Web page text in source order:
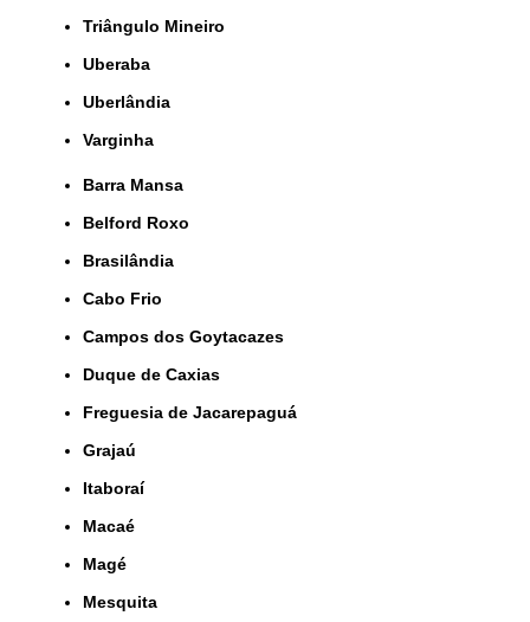
Triângulo Mineiro
Uberaba
Uberlândia
Varginha
Barra Mansa
Belford Roxo
Brasilândia
Cabo Frio
Campos dos Goytacazes
Duque de Caxias
Freguesia de Jacarepaguá
Grajaú
Itaboraí
Macaé
Magé
Mesquita